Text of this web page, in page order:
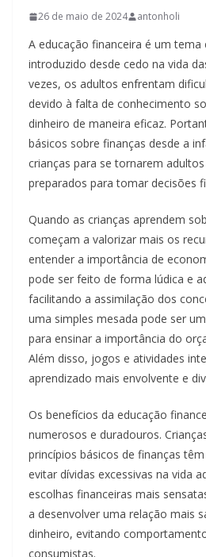
26 de maio de 2024 antonholi
A educação financeira é um tema
introduzido desde cedo na vida
vezes, os adultos enfrentam
devido à falta de conhecimento
dinheiro de maneira eficaz.
básicos sobre finanças desde a
crianças para se tornarem
preparados para tomar decisões
Quando as crianças aprendem
começam a valorizar mais os
entender a importância de
pode ser feito de forma lúdica e
facilitando a assimilação dos
uma simples mesada pode ser
para ensinar a importância do
Além disso, jogos e atividades
aprendizado mais envolvente e
Os benefícios da educação
numerosos e duradouros.
princípios básicos de finanças
evitar dívidas excessivas na vida
escolhas financeiras mais
a desenvolver uma relação mais
dinheiro, evitando
consumistas.